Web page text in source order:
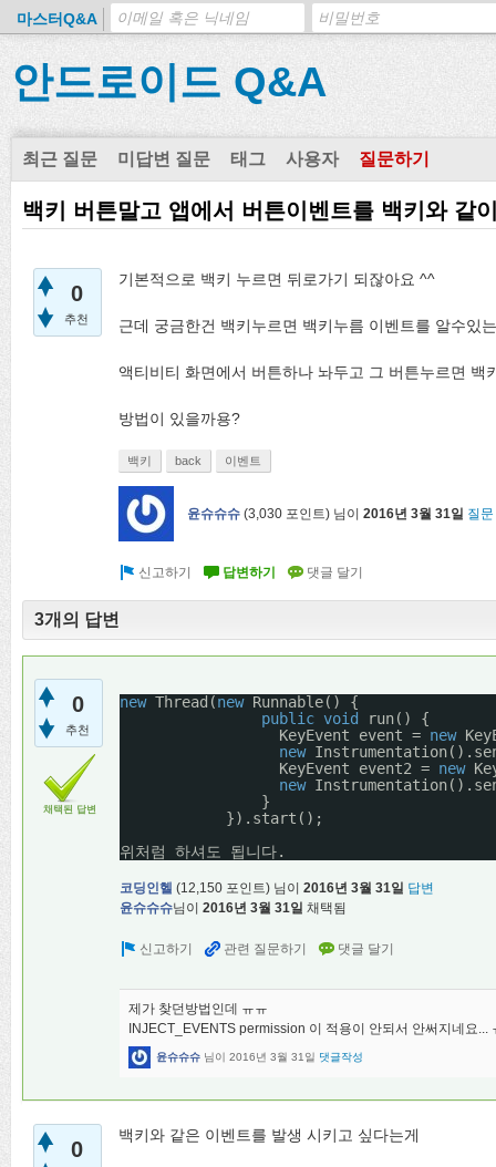
마스터Q&A
안드로이드 Q&A
최근 질문 미답변 질문 태그 사용자 질문하기
백키 버튼말고 앱에서 버튼이벤트를 백키와 같
0
추천
기본적으로 백키 누르면 뒤로가기 되잖아요 ^^
근데 궁금한건 백키누르면 백키누름 이벤트를 알수있
액티비티 화면에서 버튼하나 놔두고 그 버튼누르면 백
방법이 있을까용?
백키 back 이벤트
윤슈슈슈 (3,030 포인트) 님이 2016년 3월 31일 질문
3개의 답변
0
추천
채택된 답변
new Thread(new Runnable() {
public void
KeyEvent event = new
new
KeyEvent event2 = new
new
}
}).start();
위처럼 하셔도 됩니다.
코딩인헬 (12,150 포인트) 님이 2016년 3월 31일 답변
윤슈슈슈님이 2016년 3월 31일 채택됨
제가 찾던방법인데 ㅠㅠ
INJECT_EVENTS permission 이 적용이 안되서 안써지네요...
윤슈슈슈 님이 2016년 3월 31일 댓글작성
0
백키와 같은 이벤트를 발생 시키고 싶다는게